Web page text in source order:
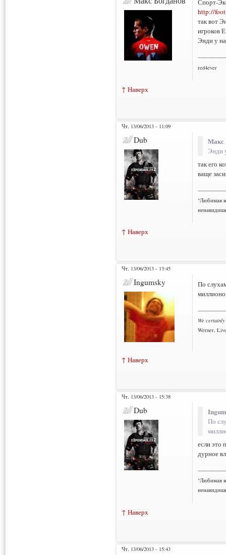
Спорт-
http://
так вот
игроков
Энди у
red4ever
↑ Наверх
Чт, 13/06/2013 - 11:09
Dub Макс
Энди
так его
ваще
"Любимая
↑ Наверх
Чт, 13/06/2013 - 13:45
Ingumsky
По
We
Werner,
↑ Наверх
Чт, 13/06/2013 - 15:38
Dub
По
если это
дурное
"Любимая
↑ Наверх
Чт, 13/06/2013 - 15:43